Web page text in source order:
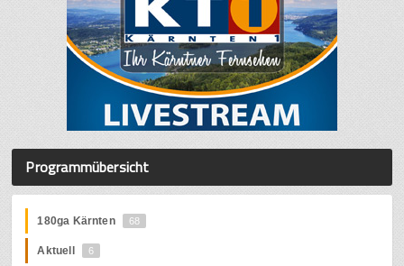
Programmübersicht
180ga Kärnten 68
Aktuell 6